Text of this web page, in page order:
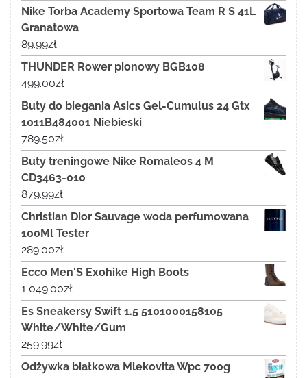
Nike Torba Academy Sportowa Team R S 41L
Granatowa
89.99zł
THUNDER Rower pionowy BGB108
499.00zł
Buty do biegania Asics Gel-Cumulus 24 Gtx
1011B484001 Niebieski
789.50zł
Buty treningowe Nike Romaleos 4 M
CD3463-010
879.99zł
Christian Dior Sauvage woda perfumowana
100Ml Tester
289.00zł
Ecco Men'S Exohike High Boots
1 049.00zł
Es Sneakersy Swift 1.5 5101000158105
White/White/Gum
259.99zł
Odżywka białkowa Mlekovita Wpc 700g